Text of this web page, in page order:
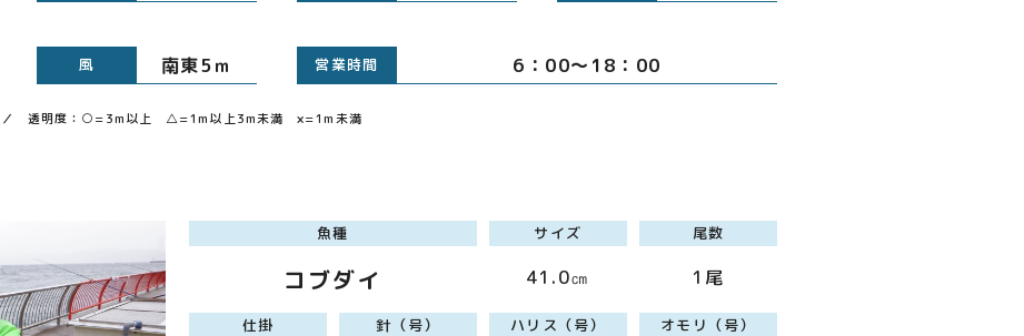
風 南東5ｍ 営業時間 6：00～18：00
／ 透明度：○=3m以上 △=1m以上3m未満 ×=1m未満
魚種
コブダイ
サイズ
41.0㎝
尾数
1尾
仕掛 針（号） ハリス（号） オモリ（号）